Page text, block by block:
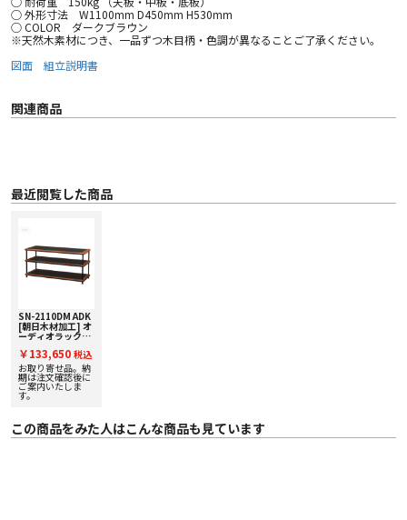
○ 外形寸法 W1100mm D450mm H530mm
○ COLOR ダークブラウン
※天然木素材につき、一品ずつ木目柄・色調が異なることご了承ください。
図面
組立説明書
関連商品
最近閲覧した商品
SN-2110DM ADK
[朝日木材加工] オ
ーディオラック
Series】
￥133,650 税込
お取り寄せ品。納
期は注文確認後に
ご案内いたしま
す。
この商品をみた人はこんな商品も見ています